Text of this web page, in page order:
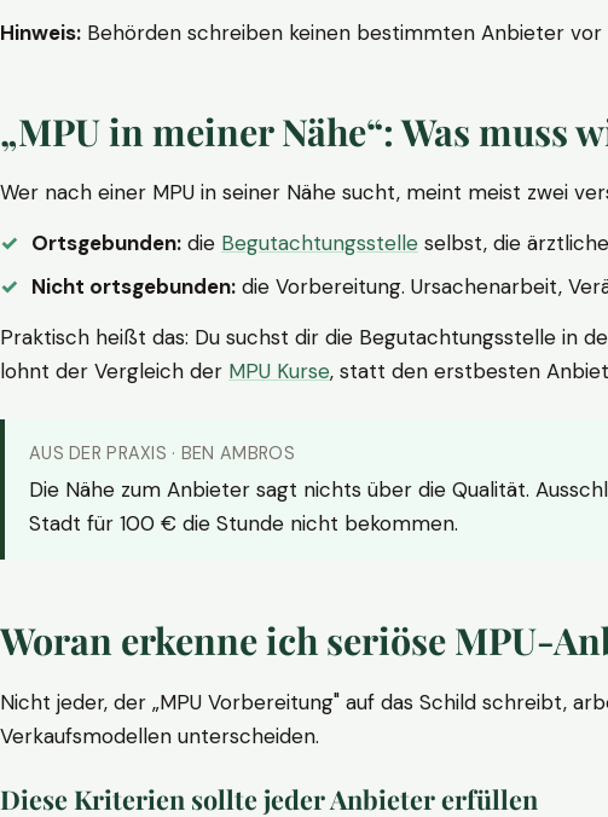
Hinweis: Behörden schreiben keinen bestimmten Anbieter
„MPU in meiner Nähe“: Was muss
Wer nach einer MPU in seiner Nähe sucht, meint meist zwei
Ortsgebunden: die Begutachtungsstelle selbst, die
Nicht ortsgebunden: die Vorbereitung. Ursachenarbeit,
Praktisch heißt das: Du suchst dir die Begutachtungsstelle in
lohnt der Vergleich der MPU Kurse, statt den erstbesten
AUS DER PRAXIS · BEN AMBROS
Die Nähe zum Anbieter sagt nichts über die Qualität.
Stadt für 100 € die Stunde nicht bekommen.
Woran erkenne ich seriöse MPU-
Nicht jeder, der „MPU Vorbereitung" auf das Schild schreibt,
Verkaufsmodellen unterscheiden.
Diese Kriterien sollte jeder Anbieter erfüllen